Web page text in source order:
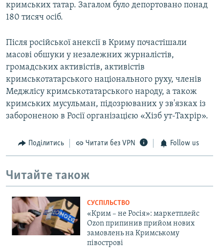
кримських татар. Загалом було депортовано понад
180 тисяч осіб.
Після російської анексії в Криму почастішали
масові обшуки у незалежних журналістів,
громадських активістів, активістів
кримськотатарського національного руху, членів
Меджлісу кримськотатарського народу, а також
кримських мусульман, підозрюваних у зв'язках із
забороненою в Росії організацією «Хізб ут-Тахрір».
Поділитись Читати без VPN Follow us
Читайте також
СУСПІЛЬСТВО
«Крим – не Росія»: маркетплейс
Ozon припинив прийом нових
замовлень на Кримському
півострові